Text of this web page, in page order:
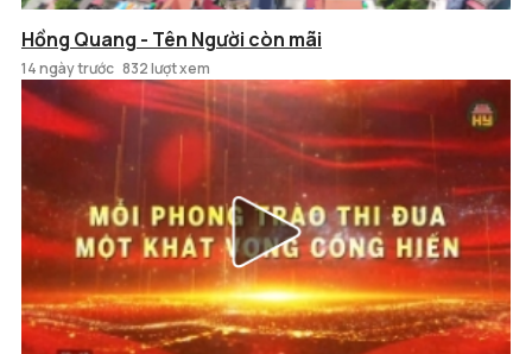
Hồng Quang - Tên Người còn mãi
14 ngày trước 832 lượt xem